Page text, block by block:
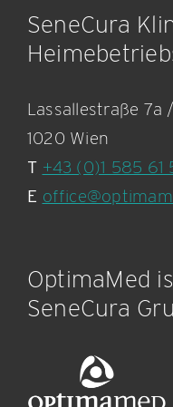
SeneCura
Lassallestraße 7a
1020 Wien
T +43 (0)1 585 61
E
OptimaMed
SeneCura